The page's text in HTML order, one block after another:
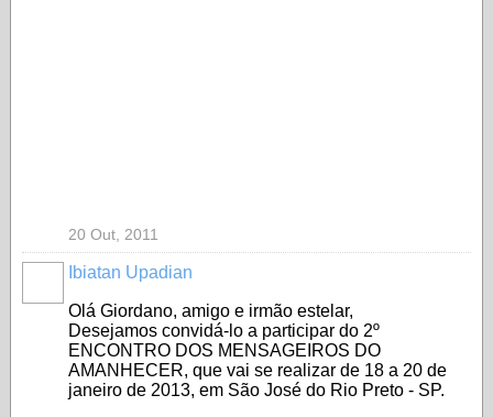
20 Out, 2011
Ibiatan Upadian
Olá Giordano, amigo e irmão estelar,
Desejamos convidá-lo a participar do 2º
ENCONTRO DOS MENSAGEIROS DO
AMANHECER, que vai se realizar de 18 a 20 de
janeiro de 2013, em São José do Rio Preto - SP.